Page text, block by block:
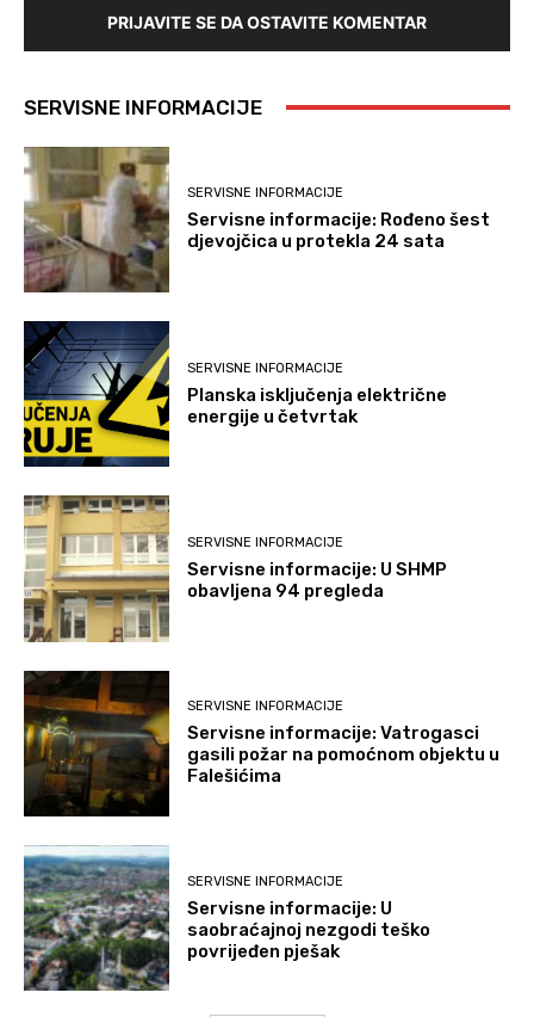
PRIJAVITE SE DA OSTAVITE KOMENTAR
SERVISNE INFORMACIJE
SERVISNE INFORMACIJE
Servisne informacije: Rođeno šest
djevojčica u protekla 24 sata
SERVISNE INFORMACIJE
Planska isključenja električne
energije u četvrtak
SERVISNE INFORMACIJE
Servisne informacije: U SHMP
obavljena 94 pregleda
SERVISNE INFORMACIJE
Servisne informacije: Vatrogasci
gasili požar na pomoćnom objektu u
Falešićima
SERVISNE INFORMACIJE
Servisne informacije: U
saobraćajnoj nezgodi teško
povrijeđen pješak